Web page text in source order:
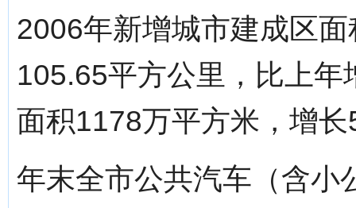
2006年新增城市建成区
105.65平方公里，比上
面积1178万平方米，增
年末全市公共汽车（含小